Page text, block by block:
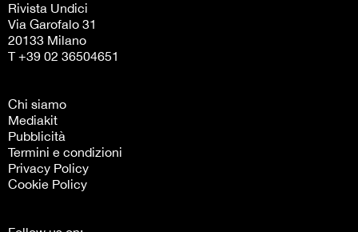
Rivista Undici
Via Garofalo 31
20133 Milano
T +39 02 36504651
Chi siamo
Mediakit
Pubblicità
Termini e condizioni
Privacy Policy
Cookie Policy